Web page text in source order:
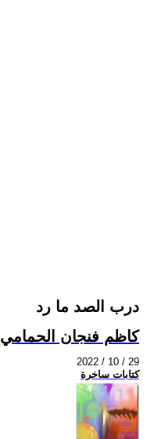
درب الصد ما رد
كاظم فنجان الحمامي
2022 / 10 / 29
كتابات ساخرة